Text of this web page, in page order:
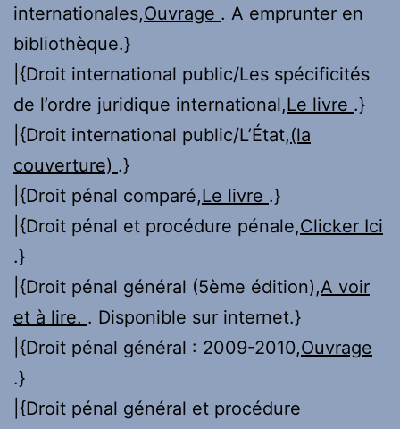
internationales,Ouvrage . A emprunter en
bibliothèque.}
|{Droit international public/Les spécificités
de l’ordre juridique international,Le livre .}
|{Droit international public/L’État,(la
couverture) .}
|{Droit pénal comparé,Le livre .}
|{Droit pénal et procédure pénale,Clicker Ici
.}
|{Droit pénal général (5ème édition),A voir
et à lire. . Disponible sur internet.}
|{Droit pénal général : 2009-2010,Ouvrage
.}
|{Droit pénal général et procédure